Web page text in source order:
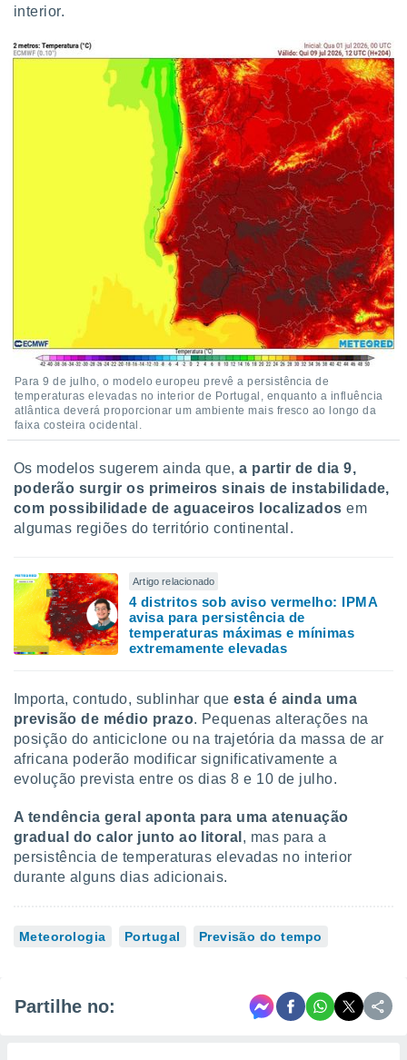
interior.
Para 9 de julho, o modelo europeu prevê a persistência de
temperaturas elevadas no interior de Portugal, enquanto a influência
atlântica deverá proporcionar um ambiente mais fresco ao longo da
faixa costeira ocidental.
Os modelos sugerem ainda que,a partir de dia 9,
poderão surgir os primeiros sinais de instabilidade,
com possibilidade de aguaceiros localizados em
algumas regiões do território continental.
Artigo relacionado
4 distritos sob aviso vermelho: IPMA
avisa para persistência de
temperaturas máximas e mínimas
extremamente elevadas
Importa, contudo, sublinhar queesta é ainda uma
previsão de médio prazo. Pequenas alterações na
posição do anticiclone ou na trajetória da massa de ar
africana poderão modificar significativamente a
evolução prevista entre os dias 8 e 10 de julho.
A tendência geral aponta para uma atenuação
gradual do calor junto ao litoral , mas para a
persistência de temperaturas elevadas no interior
durante alguns dias adicionais.
Meteorologia Portugal Previsão do tempo
Partilhe no: